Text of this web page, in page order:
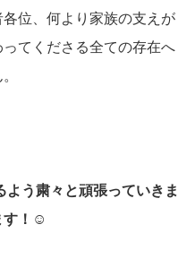
位、何より家族の支えが
てくださる全ての存在へ
う粛々と頑張っていきま
す！☺︎